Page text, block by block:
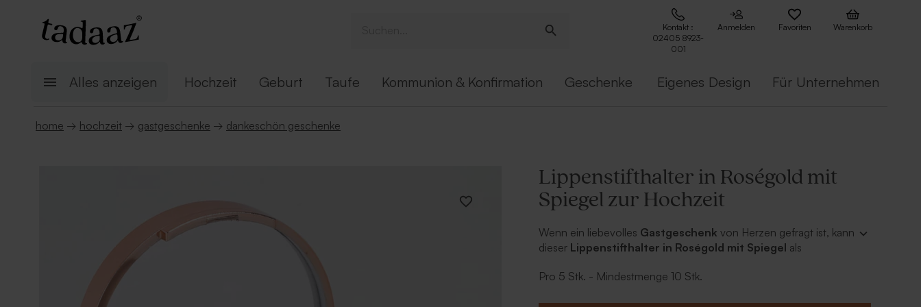
Kontakt :
02405 8923-
001
Anmelden Favoriten Warenkorb
Alles anzeigen Hochzeit Geburt Taufe Kommunion & Konfirmation Geschenke Eigenes Design Für Unternehmen
home → hochzeit → gastgeschenke → dankeschön geschenke
Lippenstifthalter in Roségold mit
Spiegel zur Hochzeit
Wenn ein liebevolles Gastgeschenk von Herzen gefragt ist, kann
dieser Lippenstifthalter in Roségold mit Spiegel als
Der Lippenstifthalter ist 5 cm groß und hat innen einen kleinen
Pro 5 Stk. - Mindestmenge 10 Stk.